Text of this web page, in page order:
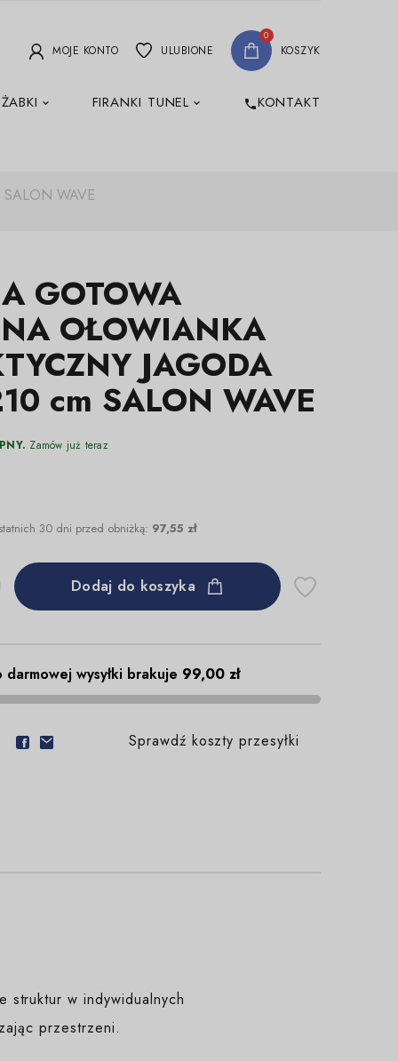
MOJE KONTO ULUBIONE
0
KOSZYK
FIRANKI TUNEL phoneKONTAKT
WAVE
GOTOWA
OŁOWIANKA
JAGODA
cm SALON WAVE
Zamów już teraz
30 dni przed obniżką: 97,55 zł
Dodaj do koszyka
darmowej wysyłki brakuje 99,00 zł
Sprawdź koszty przesyłki
struktur w indywidualnych
przestrzeni.